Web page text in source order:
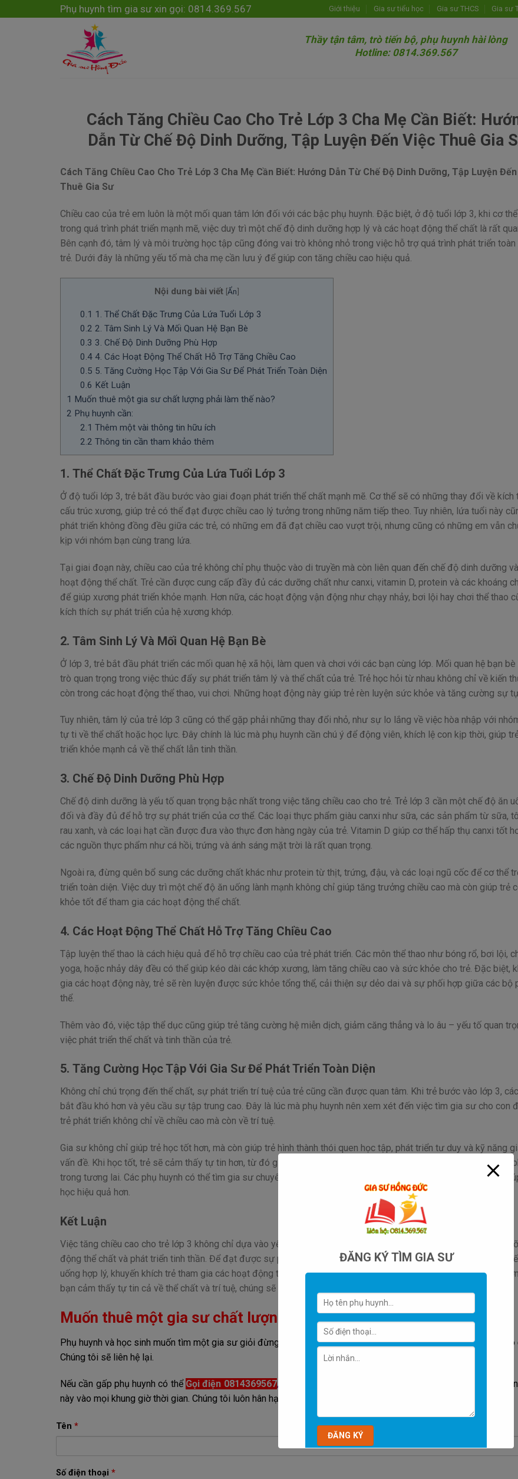
to
Phụ huynh tìm gia sư xin gọi: 0814.369.567 Giới thiệu Gia sư tiểu học Gia sư THCS Gia sư
Thầy tận tâm, trò tiến bộ, phụ huynh hài lòng
Hotline: 0814.369.567
Cách Tăng Chiều Cao Cho Trẻ Lớp 3 Cha Mẹ Cần Biết:
Dẫn Từ Chế Độ Dinh Dưỡng, Tập Luyện Đến Việc Thuê Gia
Cách Tăng Chiều Cao Cho Trẻ Lớp 3 Cha Mẹ Cần Biết: Hướng Dẫn Từ Chế Độ Dinh Dưỡng, Tập Luyện
Thuê Gia Sư
Chiều cao của trẻ em luôn là một mối quan tâm lớn đối với các bậc phụ huynh. Đặc biệt, ở độ tuổi lớp 3, khi cơ
trong quá trình phát triển mạnh mẽ, việc duy trì một chế độ dinh dưỡng hợp lý và các hoạt động thể chất là rất
Bên cạnh đó, tâm lý và môi trường học tập cũng đóng vai trò không nhỏ trong việc hỗ trợ quá trình phát triển toàn
trẻ. Dưới đây là những yếu tố mà cha mẹ cần lưu ý để giúp con tăng chiều cao hiệu quả.
Nội dung bài viết [Ẩn]
0.1 1. Thể Chất Đặc Trưng Của Lứa Tuổi Lớp 3
0.2 2. Tâm Sinh Lý Và Mối Quan Hệ Bạn Bè
0.3 3. Chế Độ Dinh Dưỡng Phù Hợp
0.44. Các Hoạt Động Thể Chất Hỗ Trợ Tăng Chiều Cao
0.5 5. Tăng Cường Học Tập Với Gia Sư Để Phát Triển Toàn Diện
0.6 Kết Luận
1 Muốn thuê một gia sư chất lượng phải làm thế nào?
2 Phụ huynh cần:
2.1 Thêm một vài thông tin hữu ích
2.2 Thông tin cần tham khảo thêm
1. Thể Chất Đặc Trưng Của Lứa Tuổi Lớp 3
Ở độ tuổi lớp 3, trẻ bắt đầu bước vào giai đoạn phát triển thể chất mạnh mẽ. Cơ thể sẽ có những thay đổi về kích
cấu trúc xương, giúp trẻ có thể đạt được chiều cao lý tưởng trong những năm tiếp theo. Tuy nhiên, lứa tuổi này
phát triển không đồng đều giữa các trẻ, có những em đã đạt chiều cao vượt trội, nhưng cũng có những em vẫn
kịp với nhóm bạn cùng trang lứa.
Tại giai đoạn này, chiều cao của trẻ không chỉ phụ thuộc vào di truyền mà còn liên quan đến chế độ dinh dưỡng
hoạt động thể chất. Trẻ cần được cung cấp đầy đủ các dưỡng chất như canxi, vitamin D, protein và các khoáng
để giúp xương phát triển khỏe mạnh. Hơn nữa, các hoạt động vận động như chạy nhảy, bơi lội hay chơi thể thao
kích thích sự phát triển của hệ xương khớp.
2. Tâm Sinh Lý Và Mối Quan Hệ Bạn Bè
Ở lớp 3, trẻ bắt đầu phát triển các mối quan hệ xã hội, làm quen và chơi với các bạn cùng lớp. Mối quan hệ bạn
trò quan trọng trong việc thúc đẩy sự phát triển tâm lý và thể chất của trẻ. Trẻ học hỏi từ nhau không chỉ về kiến
còn trong các hoạt động thể thao, vui chơi. Những hoạt động này giúp trẻ rèn luyện sức khỏe và tăng cường sự
Tuy nhiên, tâm lý của trẻ lớp 3 cũng có thể gặp phải những thay đổi nhỏ, như sự lo lắng về việc hòa nhập với
tự ti về thể chất hoặc học lực. Đây chính là lúc mà phụ huynh cần chú ý để động viên, khích lệ con kịp thời, giúp
triển khỏe mạnh cả về thể chất lẫn tinh thần.
3. Chế Độ Dinh Dưỡng Phù Hợp
Chế độ dinh dưỡng là yếu tố quan trọng bậc nhất trong việc tăng chiều cao cho trẻ. Trẻ lớp 3 cần một chế độ ăn
đối và đầy đủ để hỗ trợ sự phát triển của cơ thể. Các loại thực phẩm giàu canxi như sữa, các sản phẩm từ sữa,
rau xanh, và các loại hạt cần được đưa vào thực đơn hàng ngày của trẻ. Vitamin D giúp cơ thể hấp thụ canxi tốt
các nguồn thực phẩm như cá hồi, trứng và ánh sáng mặt trời là rất quan trọng.
Ngoài ra, đừng quên bổ sung các dưỡng chất khác như protein từ thịt, trứng, đậu, và các loại ngũ cốc để cơ thể
triển toàn diện. Việc duy trì một chế độ ăn uống lành mạnh không chỉ giúp tăng trưởng chiều cao mà còn giúp trẻ
khỏe tốt để tham gia các hoạt động thể chất.
4. Các Hoạt Động Thể Chất Hỗ Trợ Tăng Chiều Cao
Tập luyện thể thao là cách hiệu quả để hỗ trợ chiều cao của trẻ phát triển. Các môn thể thao như bóng rổ, bơi lội,
yoga, hoặc nhảy dây đều có thể giúp kéo dài các khớp xương, làm tăng chiều cao và sức khỏe cho trẻ. Đặc biệt,
gia các hoạt động này, trẻ sẽ rèn luyện được sức khỏe tổng thể, cải thiện sự dẻo dai và sự phối hợp giữa các bộ
thể.
Thêm vào đó, việc tập thể dục cũng giúp trẻ tăng cường hệ miễn dịch, giảm căng thẳng và lo âu – yếu tố quan
việc phát triển thể chất và tinh thần của trẻ.
5. Tăng Cường Học Tập Với Gia Sư Để Phát Triển Toàn Diện
Không chỉ chú trọng đến thể chất, sự phát triển trí tuệ của trẻ cũng cần được quan tâm. Khi trẻ bước vào lớp 3,
bắt đầu khó hơn và yêu cầu sự tập trung cao. Đây là lúc mà phụ huynh nên xem xét đến việc tìm gia sư cho con
trẻ phát triển không chỉ về chiều cao mà còn về trí tuệ.
Gia sư không chỉ giúp trẻ học tốt hơn, mà còn giúp trẻ hình thành thói quen học tập, phát triển tư duy và kỹ năng
vấn đề. Khi học tốt, trẻ sẽ cảm thấy tự tin hơn, từ đó giảm bớt áp lực học tập và tạo nền tảng vững chắc cho sự
trong tương lai. Các phụ huynh có thể tìm gia sư chuyên môn trong các môn học mà trẻ cảm thấy khó khăn để
học hiệu quả hơn.
Kết Luận
Việc tăng chiều cao cho trẻ lớp 3 không chỉ dựa vào yếu tố di truyền mà còn phụ thuộc vào sự chăm sóc dinh
động thể chất và phát triển tinh thần. Để đạt được sự phát triển toàn diện, các bậc phụ huynh cần kết hợp một
uống hợp lý, khuyến khích trẻ tham gia các hoạt động thể thao và cân nhắc việc thuê gia sư để giúp trẻ học tốt
bạn cảm thấy tự tin cả về thể chất và trí tuệ, chúng sẽ phát triển mạnh mẽ hơn và có một tương lai tươi sáng.
Muốn thuê một gia sư chất lượng phải làm thế nào?
Phụ huynh và học sinh muốn tìm một gia sư giỏi đừng ngại liên hệ với chúng tôi bằng cách để lại thông tin vào ô
Chúng tôi sẽ liên hệ lại.
Nếu cần gấp phụ huynh có thể Gọi điện 0814369567,
bằng cách ấn vào các nút
này vào mọi khung giờ thời gian. Chúng tôi luôn hân hạnh được phục vụ các quý vị PHỤ HUYNH và HỌC SINH.
Tên *
Số điện thoại *
ĐĂNG KÝ TÌM GIA SƯ